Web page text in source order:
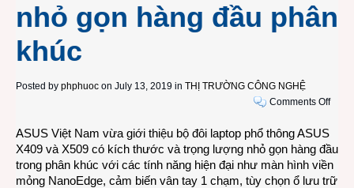
nhỏ gọn hàng đầu phân
khúc
Posted by phphuoc on July 13, 2019 in THỊ TRƯỜNG CÔNG NGHỆ
Comments Offon
X409
và
X509
ASUS Việt Nam vừa giới thiệu bộ đôi laptop phổ thông ASUS
X409 và X509 có kích thước và trọng lượng nhỏ gọn hàng đầu
trong phân khúc với các tính năng hiện đại như màn hình viền
mỏng NanoEdge, cảm biến vân tay 1 chạm, tùy chọn ổ lưu trữ